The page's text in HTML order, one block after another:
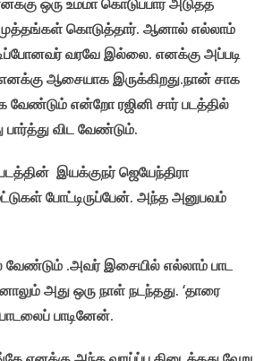
கொடுத்தார். ஆனால் எல்லாம்
வரவே இல்லை. எனக்கு அப்படி
ஆசையாக இருக்கிறது.நான் சாக
வேண்டும் என்றோ ரஜினி சார் படத்தில்
விட வேண்டும்.
இயக்குநர் ஜெயேந்திரா
போட்டிருப்பேன். அந்த அனுபவம்
வேண்டும் .அவர் இசையில் எல்லாம் பாட
அது ஒரு நாள் நடந்தது. ‘தாரை
பாடினேன்.